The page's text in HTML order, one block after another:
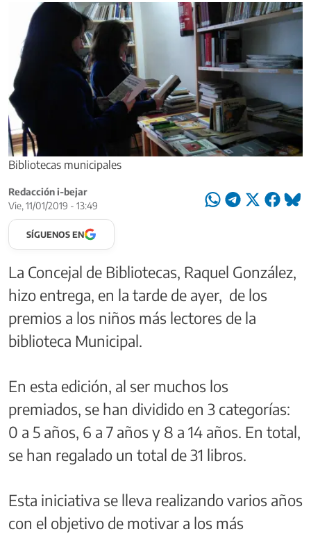
Bibliotecas municipales
Redacción i-bejar
Vie, 11/01/2019 - 13:49
SÍGUENOS EN
La Concejal de Bibliotecas, Raquel González,
hizo entrega, en la tarde de ayer, de los
premios a los niños más lectores de la
biblioteca Municipal.
En esta edición, al ser muchos los
premiados, se han dividido en 3 categorías:
0 a 5 años, 6 a 7 años y 8 a 14 años. En total,
se han regalado un total de 31 libros.
Esta iniciativa se lleva realizando varios años
con el objetivo de motivar a los más